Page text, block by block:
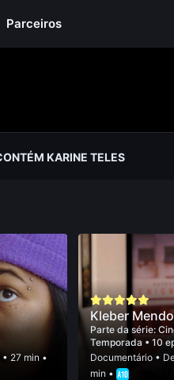
Parceiros
KARINE TELES
• 27 min •
Kleber
Parte da série:
Temporada • 10
Documentário •
min •